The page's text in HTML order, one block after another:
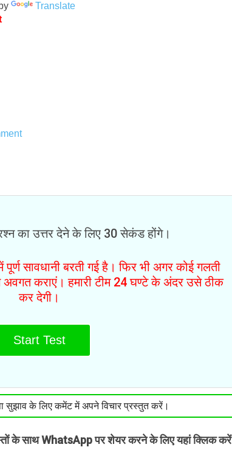
Translate
का उत्तर देने के लिए 30 सेकंड होंगे।
सावधानी बरती गई है। फिर भी अगर कोई गलती
कराएं। हमारी टीम 24 घण्टे के अंदर उसे ठीक
कर देगी।
Start Test
सुझाव के लिए कमेंट में अपने विचार प्रस्तुत करें।
के साथ WhatsApp पर शेयर करने के लिए यहां क्लिक करें